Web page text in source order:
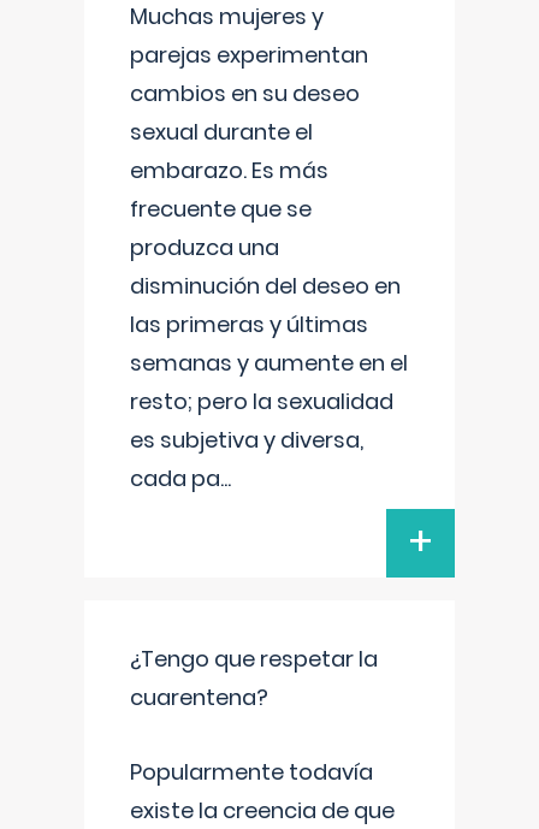
Muchas mujeres y
parejas experimentan
cambios en su deseo
sexual durante el
embarazo. Es más
frecuente que se
produzca una
disminución del deseo en
las primeras y últimas
semanas y aumente en el
resto; pero la sexualidad
es subjetiva y diversa,
cada pa...
+
¿Tengo que respetar la
cuarentena?
Popularmente todavía
existe la creencia de que